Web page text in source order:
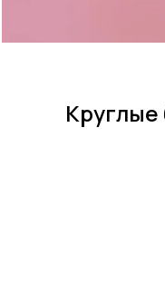
Круглые